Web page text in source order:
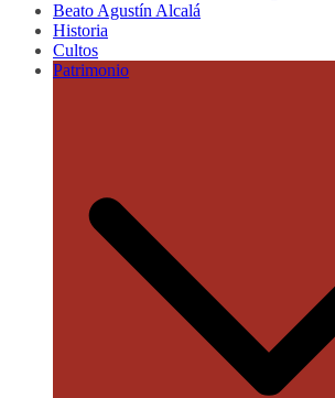
Beato Agustín Alcalá
Historia
Cultos
Patrimonio